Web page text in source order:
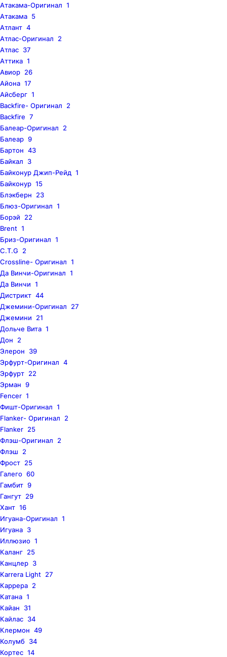
Атакама-Оригинал 1
Атакама 5
Атлант 4
Атлас-Оригинал
2
Атлас 37
Аттика 1
Авиор 26
Айона 17
Айсберг 1
Backfire- Оригинал
2
Backfire 7
Балеар-Оригинал
2
Балеар 9
Бартон 43
Байкал
3
Байконур Джип-Рейд 1
Байконур 15
Блэкберн
23
Блюз-Оригинал 1
Борэй
22
Brent 1
Бриз-Оригинал 1
C.T.G
2
Crossline- Оригинал 1
Да Винчи-Оригинал 1
Да Винчи 1
Дистрикт 44
Джемини-Оригинал
27
Джемини
21
Дольче Вита 1
Дон
2
Элерон
39
Эрфурт-Оригинал 4
Эрфурт 22
Эрман 9
Fencer 1
Фишт-Оригинал 1
Flanker- Оригинал
2
Flanker 25
Флэш-Оригинал
2
Флэш
2
Фрост 25
Галего 60
Гамбит 9
Гангут 29
Хант 16
Игуана-Оригинал 1
Игуана 3
Иллюзио 1
Каланг 25
Канцлер 3
Karrera Light 27
Каррера 2
Катана 1
Кайан
31
Кайлас 34
Клермон 49
Колумб
34
Кортес 14